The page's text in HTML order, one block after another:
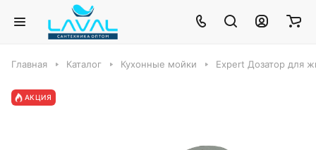
Главная Каталог Кухонные мойки Expert Дозатор для
АКЦИЯ